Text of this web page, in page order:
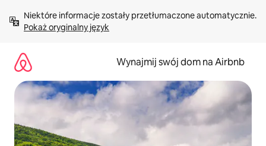
treści Pokaż oryginalny język
Wynajmij swój dom na Airbnb